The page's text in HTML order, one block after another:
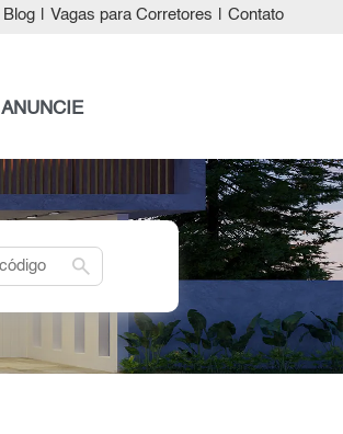
Blog Vagas para Corretores Contato
ANUNCIE
search